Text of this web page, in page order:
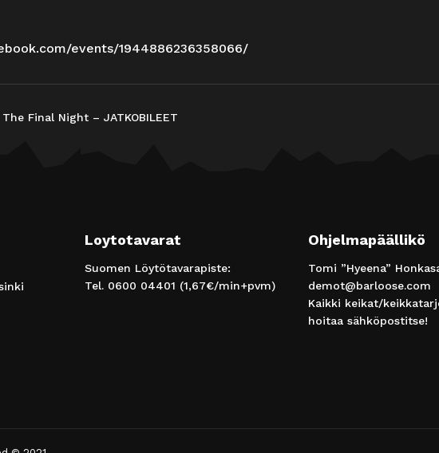
events/1944886236358066/
Final Night – JATKOBILEET
Loytotavarat
Suomen Löytötavarapiste:
Tel. 0600 04401 (1,67€/min+pvm)
Ohjelmapäällikö
Tomi ”Hyeena”
demot@barloose.com
Kaikki keikat/
hoitaa sähköpostitse!